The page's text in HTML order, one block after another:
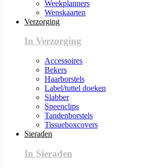
Weekplanners
Wenskaarten
Verzorging
In Verzorging
Accessoires
Bekers
Haarborstels
Label/tuttel doeken
Slabber
Speenclips
Tandenborstels
Tissueboxcovers
Sieraden
In Sieraden